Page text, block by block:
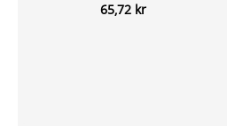
65,72 kr